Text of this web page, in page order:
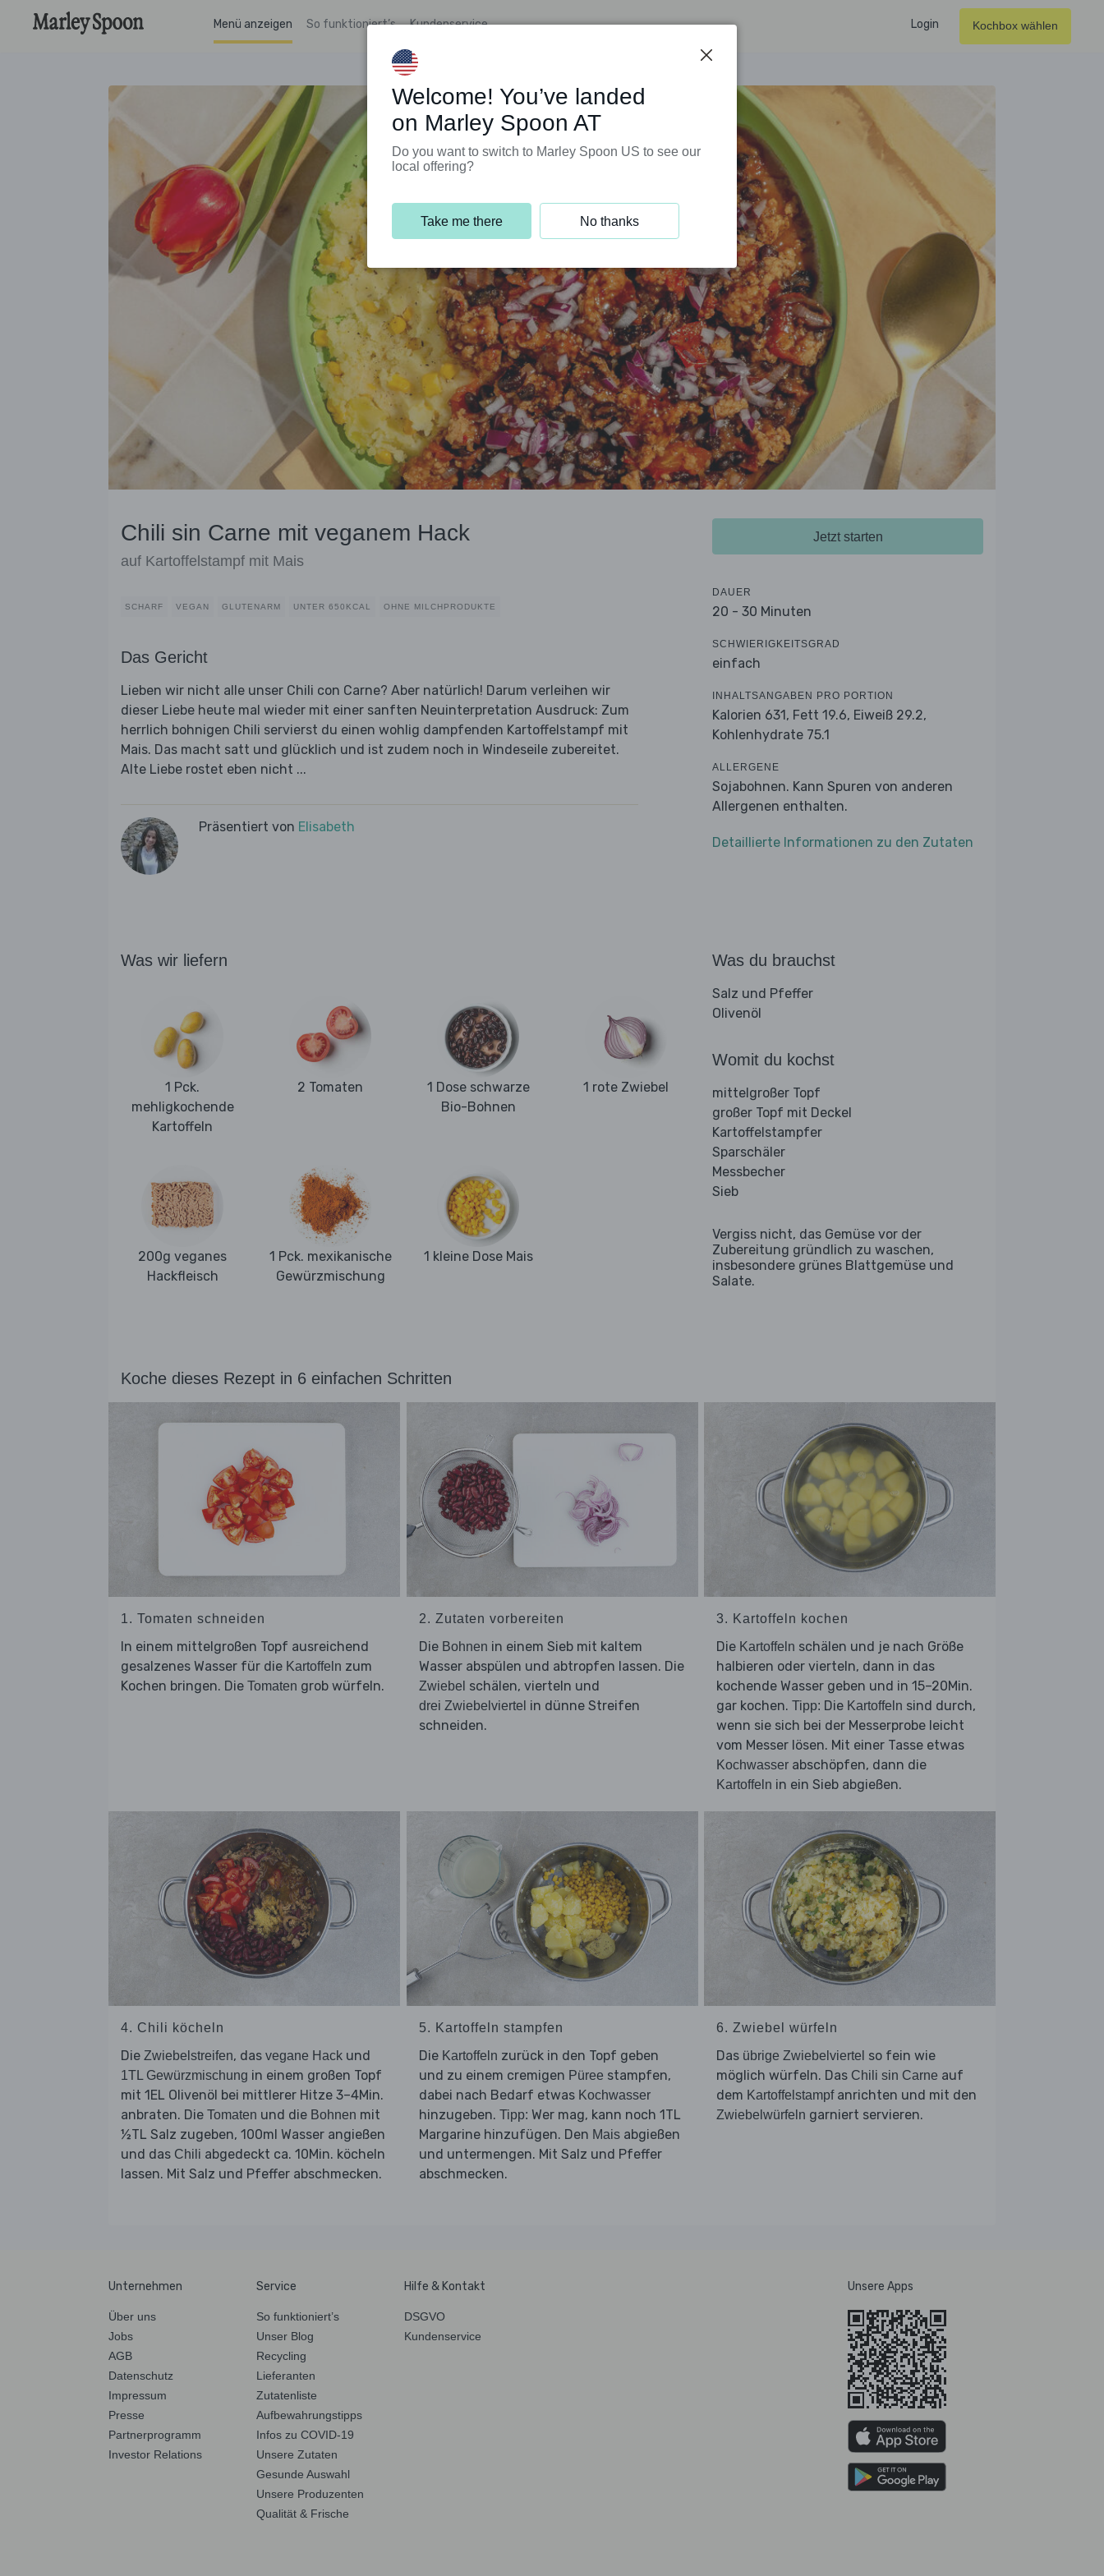
Menü anzeigen So funktioniert’s Kundenservice Login Kochbox wählen
Chili sin Carne mit veganem Hack
auf Kartoffelstampf mit Mais
SCHARF VEGAN GLUTENARM UNTER 650KCAL OHNE MILCHPRODUKTE
Das Gericht
Lieben wir nicht alle unser Chili con Carne? Aber natürlich! Darum verleihen wir
dieser Liebe heute mal wieder mit einer sanften Neuinterpretation Ausdruck: Zum
herrlich bohnigen Chili servierst du einen wohlig dampfenden Kartoffelstampf mit
Mais. Das macht satt und glücklich und ist zudem noch in Windeseile zubereitet.
Alte Liebe rostet eben nicht ...
Präsentiert von Elisabeth
Jetzt starten
DAUER
20 - 30 Minuten
SCHWIERIGKEITSGRAD
einfach
INHALTSANGABEN PRO PORTION
Kalorien 631, Fett 19.6, Eiweiß 29.2,
Kohlenhydrate 75.1
ALLERGENE
Sojabohnen. Kann Spuren von anderen
Allergenen enthalten.
Detaillierte Informationen zu den Zutaten
Was wir liefern
1 Pck.
mehligkochende
Kartoffeln
2 Tomaten
1 Dose schwarze
Bio-Bohnen
1 rote Zwiebel
200g veganes
Hackfleisch
1 Pck. mexikanische
Gewürzmischung
1 kleine Dose Mais
Was du brauchst
Salz und Pfeffer
Olivenöl
Womit du kochst
mittelgroßer Topf
großer Topf mit Deckel
Kartoffelstampfer
Sparschäler
Messbecher
Sieb
Vergiss nicht, das Gemüse vor der
Zubereitung gründlich zu waschen,
insbesondere grünes Blattgemüse und
Salate.
Koche dieses Rezept in 6 einfachen Schritten
1. Tomaten schneiden
In einem mittelgroßen Topf ausreichend
gesalzenes Wasser für die Kartoffeln zum
Kochen bringen. Die Tomaten grob würfeln.
2. Zutaten vorbereiten
Die Bohnen in einem Sieb mit kaltem
Wasser abspülen und abtropfen lassen. Die
Zwiebel schälen, vierteln und
drei Zwiebelviertel in dünne Streifen
schneiden.
3. Kartoffeln kochen
Die Kartoffeln schälen und je nach Größe
halbieren oder vierteln, dann in das
kochende Wasser geben und in 15–20Min.
gar kochen. Tipp: Die Kartoffeln sind durch,
wenn sie sich bei der Messerprobe leicht
vom Messer lösen. Mit einer Tasse etwas
Kochwasser abschöpfen, dann die
Kartoffeln in ein Sieb abgießen.
4. Chili köcheln
Die Zwiebelstreifen, das vegane Hack und
1TL Gewürzmischung in einem großen Topf
mit 1EL Olivenöl bei mittlerer Hitze 3–4Min.
anbraten. Die Tomaten und die Bohnen mit
½TL Salz zugeben, 100ml Wasser angießen
und das Chili abgedeckt ca. 10Min. köcheln
lassen. Mit Salz und Pfeffer abschmecken.
5. Kartoffeln stampfen
Die Kartoffeln zurück in den Topf geben
und zu einem cremigen Püree stampfen,
dabei nach Bedarf etwas Kochwasser
hinzugeben. Tipp: Wer mag, kann noch 1TL
Margarine hinzufügen. Den Maisabgießen
und untermengen. Mit Salz und Pfeffer
abschmecken.
6. Zwiebel würfeln
Das übrige Zwiebelviertel so fein wie
möglich würfeln. Das Chili sin Carne auf
dem Kartoffelstampfanrichten und mit den
Zwiebelwürfeln garniert servieren.
Unternehmen
Über uns
Jobs
AGB
Datenschutz
Impressum
Presse
Partnerprogramm
Investor Relations
Service
So funktioniert’s
Unser Blog
Recycling
Lieferanten
Zutatenliste
Aufbewahrungstipps
Infos zu COVID-19
Unsere Zutaten
Gesunde Auswahl
Unsere Produzenten
Qualität & Frische
Hilfe & Kontakt
DSGVO
Kundenservice
Unsere Apps
Welcome! You’ve landed
on Marley Spoon AT
Do you want to switch to Marley Spoon US to see our
local offering?
Take me there No thanks